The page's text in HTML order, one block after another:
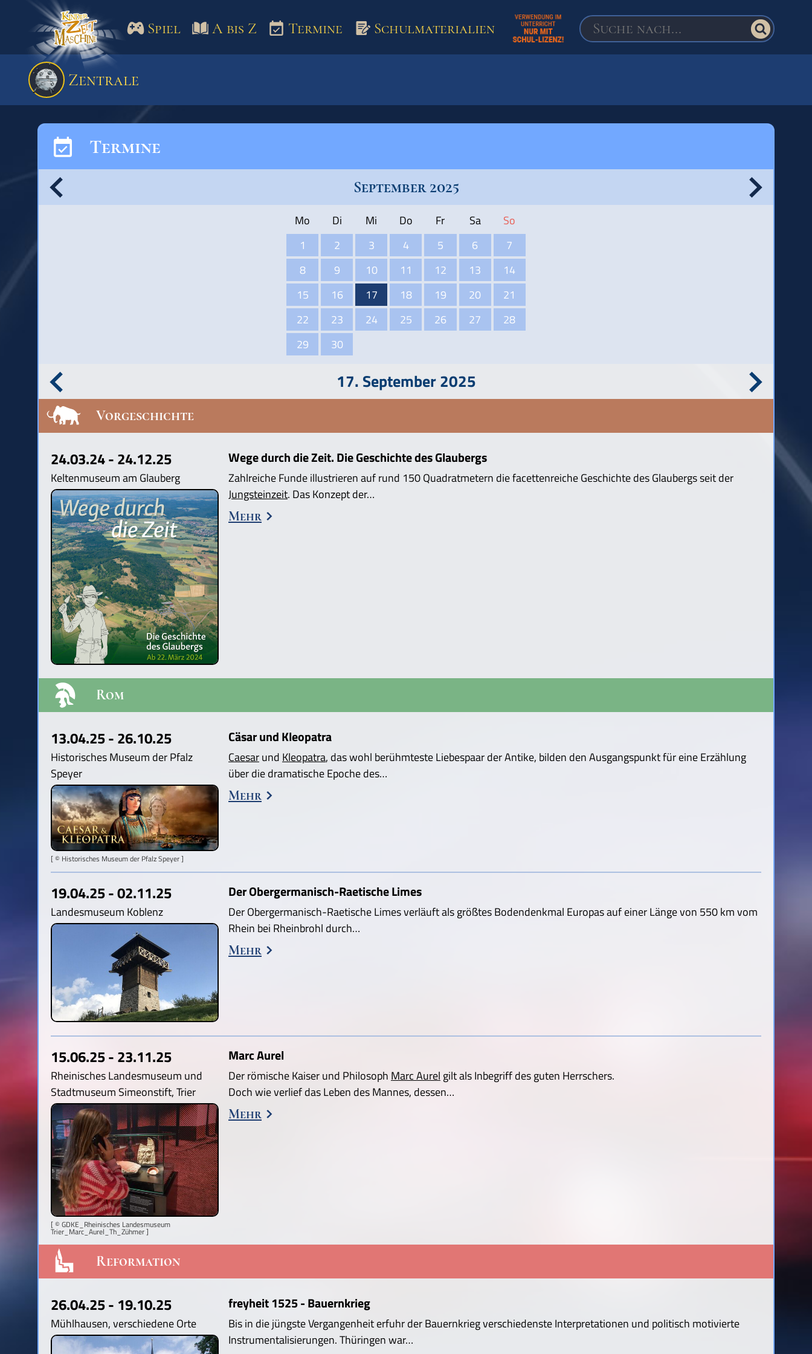
Spiel
Spiel A bis Z Termine Schulmaterialien
Zentrale
Termine
September 2025
Mo Di Mi Do Fr Sa
So
1
2 3 4 5 6
7
8
9 10 11 12 13
14
15
16 17 18 19 20
21
22
23 24 25 26 27
28
29
30
17. September 2025
Vorgeschichte
24.03.24 - 24.12.25
Keltenmuseum am Glauberg
Wege durch die Zeit. Die Geschichte des Glaubergs
Zahlreiche Funde illustrieren auf rund 150 Quadratmetern die facettenreiche Geschichte des Glaubergs seit der
Jungsteinzeit. Das Konzept der…
Mehr
Rom
13.04.25 - 26.10.25
Historisches Museum der Pfalz
Speyer
[ © Historisches Museum der Pfalz Speyer ]
Cäsar und Kleopatra
Caesarund Kleopatra, das wohl berühmteste Liebespaar der Antike, bilden den Ausgangspunkt für eine Erzählung
über die dramatische Epoche des…
Mehr
19.04.25 - 02.11.25
Landesmuseum Koblenz
Der Obergermanisch-Raetische Limes
Der Obergermanisch-Raetische Limes verläuft als größtes Bodendenkmal Europas auf einer Länge von 550 km vom
Rhein bei Rheinbrohl durch…
Mehr
15.06.25 - 23.11.25
Rheinisches Landesmuseum und
Stadtmuseum Simeonstift, Trier
[ © GDKE_Rheinisches Landesmuseum
Trier_Marc_Aurel_Th_Zühmer ]
Marc Aurel
Der römische Kaiser und Philosoph Marc Aurel gilt als Inbegriff des guten Herrschers.
Doch wie verlief das Leben des Mannes, dessen…
Mehr
Reformation
26.04.25 - 19.10.25
Mühlhausen, verschiedene Orte
freyheit 1525 - Bauernkrieg
Bis in die jüngste Vergangenheit erfuhr der Bauernkrieg verschiedenste Interpretationen und politisch motivierte
Instrumentalisierungen. Thüringen war…